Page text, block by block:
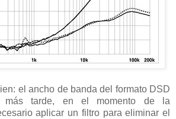
el ancho de banda del formato DSD
más tarde, en el momento de la
aplicar un filtro para eliminar el